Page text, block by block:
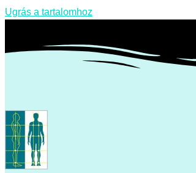
Ugrás a tartalomhoz